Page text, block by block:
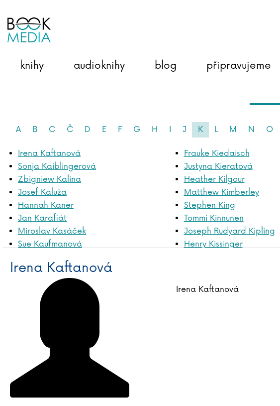
knihy audioknihy blog připravujeme
A B C Č D E F G H I J K L M N O
Irena Kaftanová
Sonja Kaiblingerová
Zbigniew Kalina
Josef Kaluža
Hannah Kaner
Jan Karafiát
Miroslav Kasáček
Sue Kaufmanová
Katja Kettu
Frauke Kiedaisch
Justyna Kieratová
Heather Kilgour
Matthew Kimberley
Stephen King
Tommi Kinnunen
Joseph Rudyard Kipling
Henry Kissinger
Irena Kaftanová
Irena Kaftanová